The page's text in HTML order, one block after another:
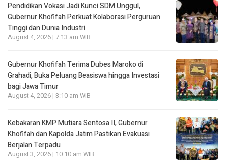
Pendidikan Vokasi Jadi Kunci SDM Unggul,
Gubernur Khofifah Perkuat Kolaborasi Perguruan
Tinggi dan Dunia Industri
August 4, 2026 | 7:13 am WIB
Gubernur Khofifah Terima Dubes Maroko di
Grahadi, Buka Peluang Beasiswa hingga Investasi
bagi Jawa Timur
August 4, 2026 | 3:10 am WIB
Kebakaran KMP Mutiara Sentosa II, Gubernur
Khofifah dan Kapolda Jatim Pastikan Evakuasi
Berjalan Terpadu
August 3, 2026 | 10:10 am WIB